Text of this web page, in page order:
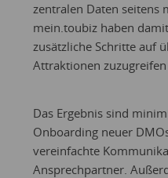
zentralen Daten seitens
mein.toubiz haben
zusätzliche Schritte auf
Attraktionen
Das Ergebnis sind
Onboarding neuer
vereinfachte
Ansprechpartner.